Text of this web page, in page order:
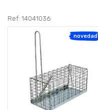
Ref: 14041036
novedad